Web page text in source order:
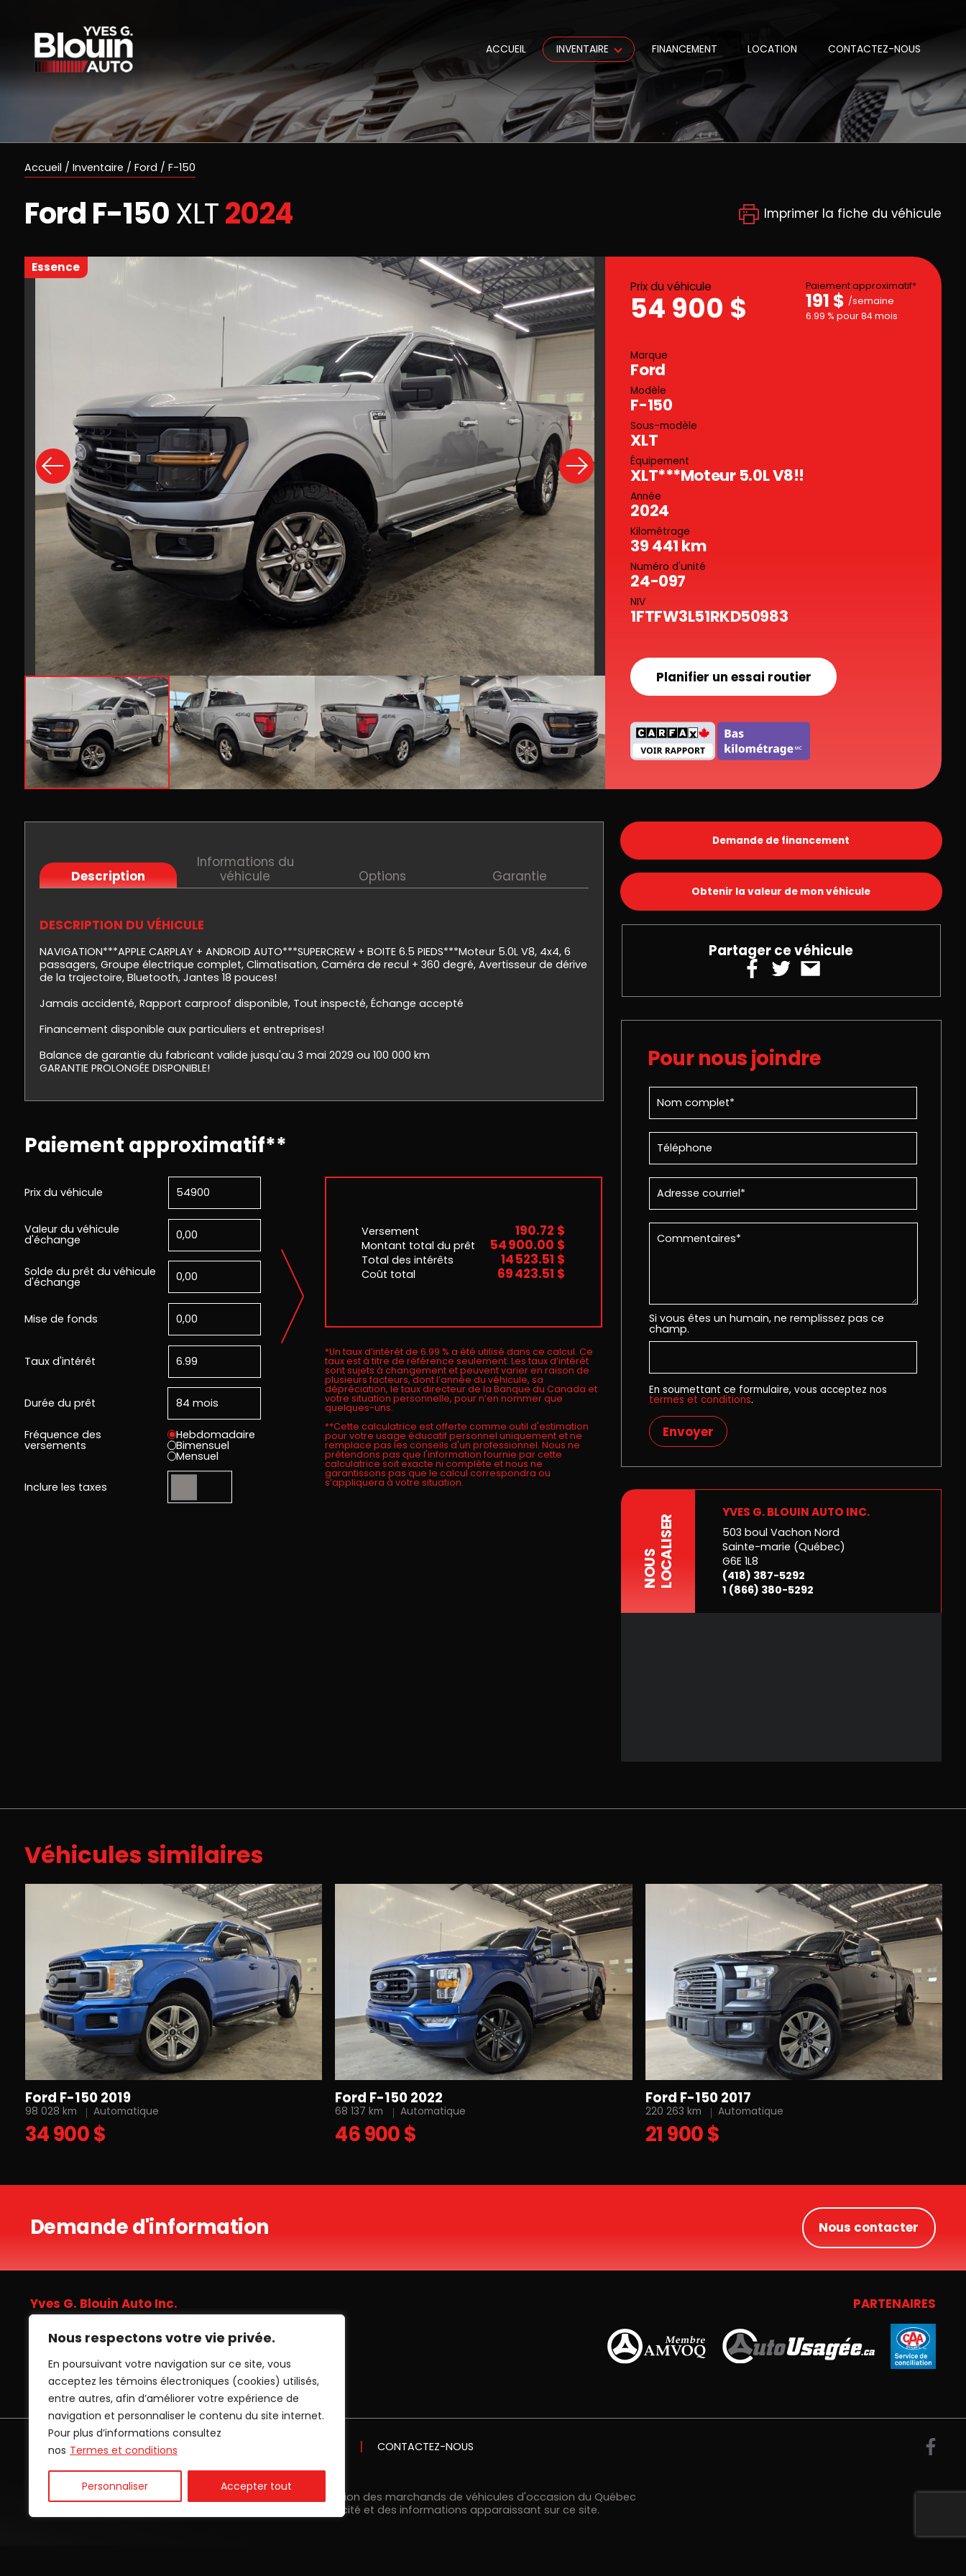
Nous respectons votre vie privée.
En poursuivant votre navigation sur ce site, vous
acceptez les témoins électroniques (cookies) utilisés,
entre autres, afin d’améliorer votre expérience de
navigation et personnaliser le contenu du site internet.
Pour plus d’informations consultez
nos Termes et conditions
Personnaliser Accepter tout
ACCUEIL INVENTAIRE FINANCEMENT LOCATION CONTACTEZ-NOUS
Accueil / Inventaire / Ford / F-150
FordF-150XLT2024 Imprimer la fiche du véhicule
essence
Prix du véhicule
54 900 $
Paiement approximatif*
191 $ /semaine
6.99 % pour 84 mois
Marque
Ford
Modèle
F-150
Sous-modèle
XLT
Équipement
XLT***Moteur 5.0L V8!!
Année
2024
Kilométrage
39 441 km
Numéro d'unité
24-097
NIV
1FTFW3L51RKD50983
Planifier un essai routier
Description
Informations du
véhicule
Options Garantie
DESCRIPTION DU VÉHICULE
NAVIGATION***APPLE CARPLAY + ANDROID AUTO***SUPERCREW + BOITE 6.5 PIEDS***Moteur 5.0L V8, 4x4, 6
passagers, Groupe électrique complet, Climatisation, Caméra de recul + 360 degré, Avertisseur de dérive
de la trajectoire, Bluetooth, Jantes 18 pouces!
Jamais accidenté, Rapport carproof disponible, Tout inspecté, Échange accepté
Financement disponible aux particuliers et entreprises!
Balance de garantie du fabricant valide jusqu'au 3 mai 2029 ou 100 000 km
GARANTIE PROLONGÉE DISPONIBLE!
Paiement approximatif**
Prix du véhicule
Valeur du véhicule
d'échange
Solde du prêt du véhicule
d'échange
Mise de fonds
Taux d'intérêt
Durée du prêt
Fréquence des
versements
Hebdomadaire
Bimensuel
Mensuel
Inclure les taxes
Versement 190.72 $
Montant total du prêt 54 900.00 $
Total des intérêts 14 523.51 $
Coût total 69 423.51 $
*Un taux d’intérêt de 6.99 % a été utilisé dans ce calcul. Ce
taux est à titre de référence seulement. Les taux d’intérêt
sont sujets à changement et peuvent varier en raison de
plusieurs facteurs, dont l’année du véhicule, sa
dépréciation, le taux directeur de la Banque du Canada et
votre situation personnelle, pour n’en nommer que
quelques-uns.
**Cette calculatrice est offerte comme outil d'estimation
pour votre usage éducatif personnel uniquement et ne
remplace pas les conseils d'un professionnel. Nous ne
prétendons pas que l'information fournie par cette
calculatrice soit exacte ni complète et nous ne
garantissons pas que le calcul correspondra ou
s’appliquera à votre situation.
Demande de financement
Obtenir la valeur de mon véhicule
Partager ce véhicule
Pour nous joindre
Si vous êtes un humain, ne remplissez pas ce
champ.
En soumettant ce formulaire, vous acceptez nos
termes et conditions.
Envoyer
NOUSLOCALISER
YVES G. BLOUIN AUTO INC.
503 boul Vachon Nord
Sainte-marie (Québec)
G6E 1L8
(418) 387-5292
1 (866) 380-5292
Véhicules similaires
Ford F-150 2019
98 028 km Automatique
34 900 $
Ford F-150 2022
68 137 km Automatique
46 900 $
Ford F-150 2017
220 263 km Automatique
21 900 $
Demande d'information Nous contacter
Yves G. Blouin Auto Inc.
503 boul Vachon Nord, Sainte-marie (Québec), G6E 1L8
(418) 387-5292
(866) 380-5292
PARTENAIRES
ACCUEIL INVENTAIRE CONTACTEZ-NOUS
Termes et conditions| © Tous droits réservés 2026
Association des marchands de véhicules d'occasion du Québec
AMVOQ ne se tient pas responsable du contenu, de la publicité et des informations apparaissant sur ce site.